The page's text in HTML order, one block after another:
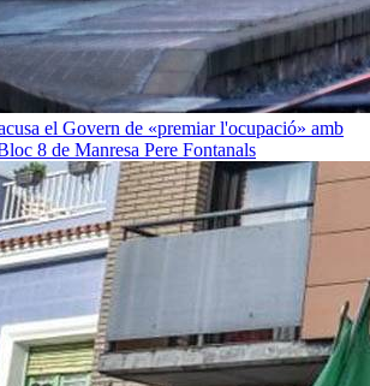
el Govern de «premiar l'ocupació» amb
8 de Manresa Pere Fontanals